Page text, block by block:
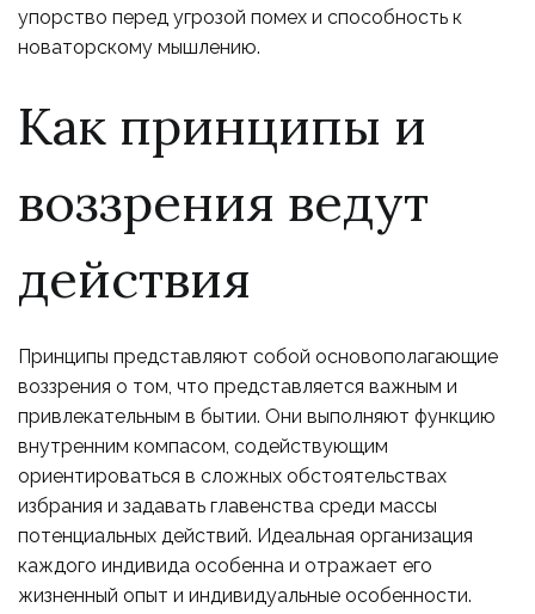
упорство перед угрозой помех и способность к
новаторскому мышлению.
Как принципы и
воззрения ведут
действия
Принципы представляют собой основополагающие
воззрения о том, что представляется важным и
привлекательным в бытии. Они выполняют функцию
внутренним компасом, содействующим
ориентироваться в сложных обстоятельствах
избрания и задавать главенства среди массы
потенциальных действий. Идеальная организация
каждого индивида особенна и отражает его
жизненный опыт и индивидуальные особенности.